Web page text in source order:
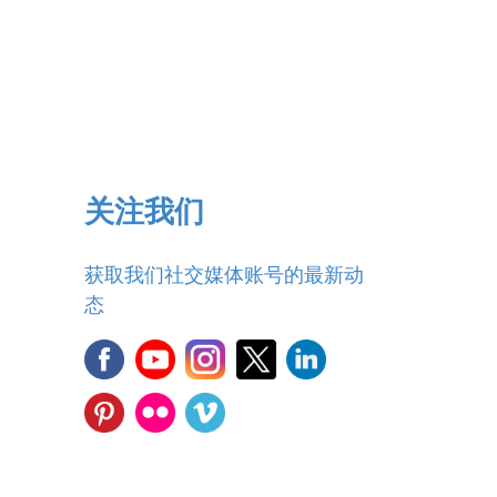
关注我们
获取我们社交媒体账号的最新动
态